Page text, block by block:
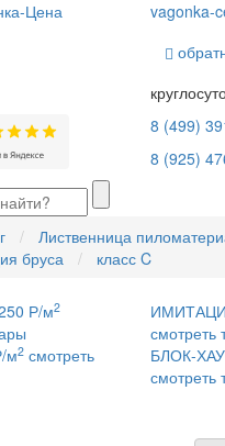
vagonka-
8 (499)
8 (925)
Лиственница
бруса
класс C
Р/м2
смотреть
м2 смотреть
БЛОК-
смотреть